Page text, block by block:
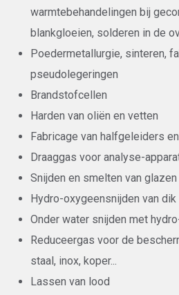
warmtebehandelingen bij
blankgloeien, solderen in de
Poedermetallurgie, sinteren,
pseudolegeringen
Brandstofcellen
Harden van oliën en vetten
Fabricage van halfgeleiders
Draaggas voor analyse-
Snijden en smelten van
Hydro-oxygeensnijden van dik
Onder water snijden met
Reduceergas voor de
staal, inox, koper...
Lassen van lood